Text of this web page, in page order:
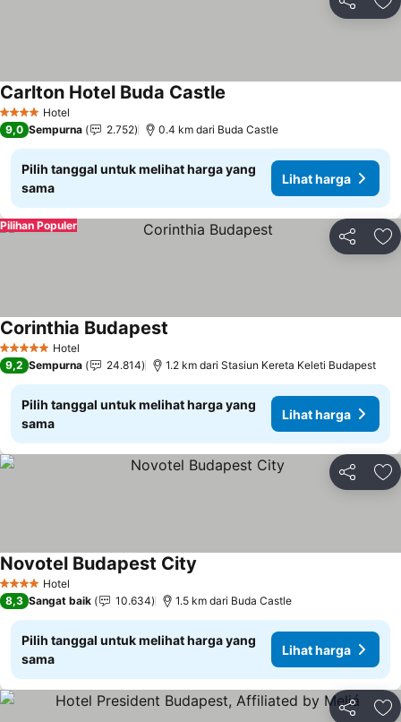
Bagikan
4 BintangHotel
Carlton Hotel Buda Castle
9,0 Sempurna 2.752 0.4 km dari Buda Castle
Pilih tanggal untuk melihat harga yang
sama
Lihat harga
Bagikan
Pilihan Populer
5 Bintang Hotel
Corinthia Budapest
9,2 Sempurna 24.814 1.2 km dari Stasiun Kereta Keleti Budapest
Pilih tanggal untuk melihat harga yang
sama
Lihat harga
Bagikan
4 BintangHotel
Novotel Budapest City
8,3 Sangat baik 10.634 1.5 km dari Buda Castle
Pilih tanggal untuk melihat harga yang
sama
Lihat harga
Bagikan